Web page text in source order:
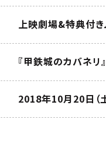
上映劇場&特典付き
『甲鉄城のカバネリ
2018年10月20日（